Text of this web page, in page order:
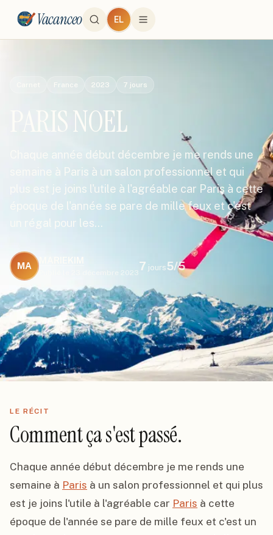
Vacanceo EL
France 2023 7 jours
PARIS NOEL
Chaque année début décembre je me rends une
semaine à Paris à un salon professionnel et qui
plus est je joins l'utile à l'agréable car Paris à cette
époque de l'année se pare de mille feux et c'est
un régal pour les…
MA
23 décembre 2023
7 jours5/5
LE RÉCIT
Comment ça s'est passé.
Chaque année début décembre je me rends une
semaine à Paris à un salon professionnel et qui plus
est je joins l'utile à l'agréable car Paris à cette
époque de l'année se pare de mille feux et c'est un